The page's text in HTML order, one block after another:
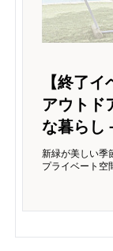
【終了イ
アウトド
な暮らし
新緑が美しい季
プライベート空
高のひと時。
ア家具は、洗